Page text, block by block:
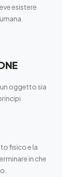
esistere
oggetto sia
fisico e la
in che